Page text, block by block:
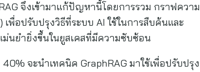
จึงเข้ามาแก้ปัญหานี้โดยการรวม กราฟความ
พื่อปรับปรุงวิธีที่ระบบ AI ใช้ในการสืบค้นและ
นยำยิ่งขึ้นในยูสเคสที่มีความซับซ้อน
จะนำเทคนิค GraphRAG มาใช้เพื่อปรับปรุง